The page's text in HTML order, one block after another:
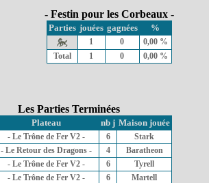
- Festin pour les Corbeaux -
Parties jouées gagnées %
1 0
0,00 %
Total
1 0 0,00 %
Les Parties Terminées
Plateau nb j Maison jouée
- Le Trône de Fer V2 - 6
Stark
- Le Retour des Dragons - 4
Baratheon
- Le Trône de Fer V2 - 6
Tyrell
- Le Trône de Fer V2 - 6
Martell